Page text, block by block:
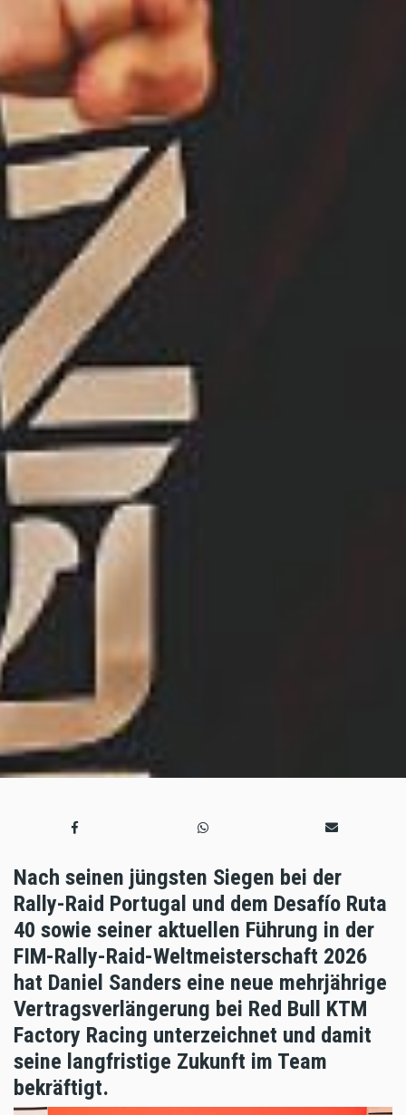
Nach seinen jüngsten Siegen bei der
Rally-Raid Portugal und dem Desafío Ruta
40 sowie seiner aktuellen Führung in der
FIM-Rally-Raid-Weltmeisterschaft 2026
hat Daniel Sanders eine neue mehrjährige
Vertragsverlängerung bei Red Bull KTM
Factory Racing unterzeichnet und damit
seine langfristige Zukunft im Team
bekräftigt.